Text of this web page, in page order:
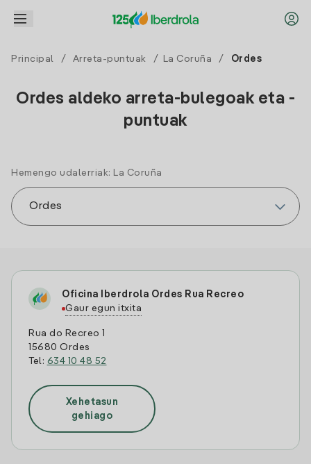
Principal / Arreta-puntuak / La Coruña / Ordes
Ordes aldeko arreta-bulegoak eta -
puntuak
Hemengo udalerriak: La Coruña
Oficina Iberdrola Ordes Rua Recreo
Gaur egun itxita
Rua do Recreo 1
15680 Ordes
Tel: 634 10 48 52
Xehetasun
gehiago